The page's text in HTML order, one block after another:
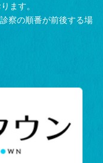
ます。
察の順番が前後する場